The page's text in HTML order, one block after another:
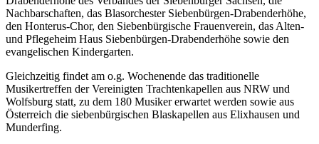
Nachbarschaften, das Blasorchester Siebenbürgen-Drabenderhöhe,
den Honterus-Chor, den Siebenbürgische Frauenverein, das Alten-
und Pflegeheim Haus Siebenbürgen-Drabenderhöhe sowie den
evangelischen Kindergarten.
Gleichzeitig findet am o.g. Wochenende das traditionelle
Musikertreffen der Vereinigten Trachtenkapellen aus NRW und
Wolfsburg statt, zu dem 180 Musiker erwartet werden sowie aus
Österreich die siebenbürgischen Blaskapellen aus Elixhausen und
Munderfing.